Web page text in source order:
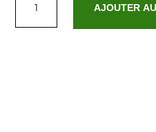
Housse
AJOUTER